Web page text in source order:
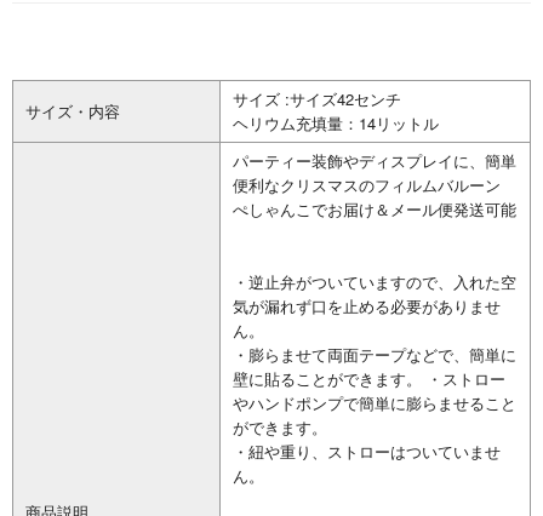
サイズ・内容
サイズ :サイズ42センチ
ヘリウム充填量：14リットル
パーティー装飾やディスプレイに、簡単
便利なクリスマスのフィルムバルーン
ぺしゃんこでお届け＆メール便発送可能
・逆止弁がついていますので、入れた空
気が漏れず口を止める必要がありませ
ん。
・膨らませて両面テープなどで、簡単に
壁に貼ることができます。 ・ストロー
やハンドポンプで簡単に膨らませること
ができます。
・紐や重り、ストローはついていませ
ん。